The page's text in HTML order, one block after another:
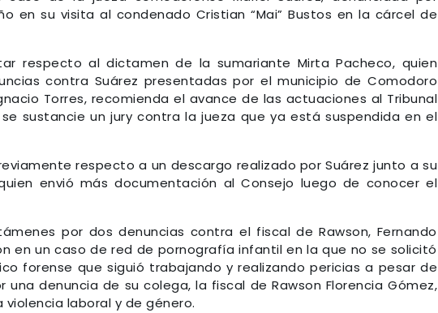
en su visita al condenado Cristian “Mai” Bustos en la cárcel de
respecto al dictamen de la sumariante Mirta Pacheco, quien
contra Suárez presentadas por el municipio de Comodoro
Torres, recomienda el avance de las actuaciones al Tribunal
sustancie un jury contra la jueza que ya está suspendida en el
respecto a un descargo realizado por Suárez junto a su
envió más documentación al Consejo luego de conocer el
por dos denuncias contra el fiscal de Rawson, Fernando
en un caso de red de pornografía infantil en la que no se solicitó
forense que siguió trabajando y realizando pericias a pesar de
denuncia de su colega, la fiscal de Rawson Florencia Gómez,
laboral y de género.